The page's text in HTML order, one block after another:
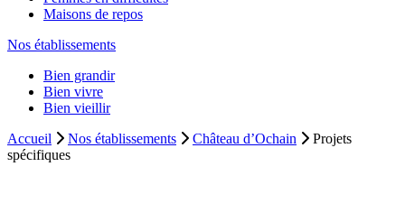
Maisons de repos
Nos établissements
Bien grandir
Bien vivre
Bien vieillir
Accueil
Nos établissements Château d’Ochain
Projets
spécifiques